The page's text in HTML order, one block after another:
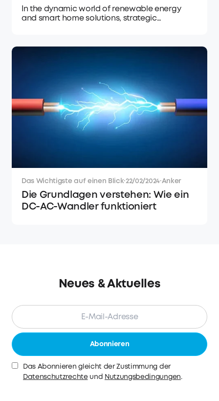
In the dynamic world of renewable energy
and smart home solutions, strategic
the realm of sustainable power generation,
Das Wichtigste auf einen Blick·22/02/2024·Anker
Die Grundlagen verstehen: Wie ein
DC-AC-Wandler funktioniert
Neues & Aktuelles
Abonnieren
Das Abonnieren gleicht der Zustimmung der
Datenschutzrechteund Nutzungsbedingungen.